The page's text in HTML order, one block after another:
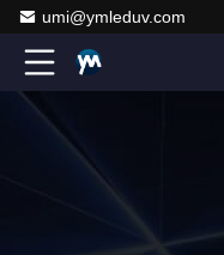
umi@ymleduv.com